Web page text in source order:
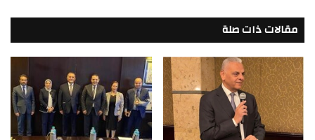
محافظي
البنك
الدولي
وصندوق
النقد
وسط
أوضاع
عالمية
مقالات ذات صلة